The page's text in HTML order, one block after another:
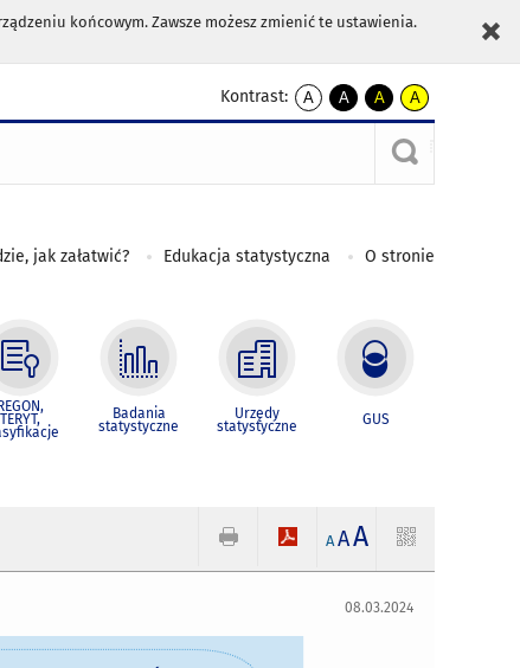
końcowym. Zawsze możesz zmienić te ustawienia.
Kontrast:
A
kontrast
A
kontrast
czarnym
A
kontrast
żółty
tekst
czarnym
A
kontrast
czarny
tekst
żółtym
jak załatwić? Edukacja statystyczna O stronie
REGON,
TERYT, Badania
statystyczne
Urzędy
statystyczne GUS
A AA
08.03.2024